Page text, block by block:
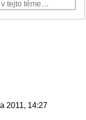
2011, 14:27